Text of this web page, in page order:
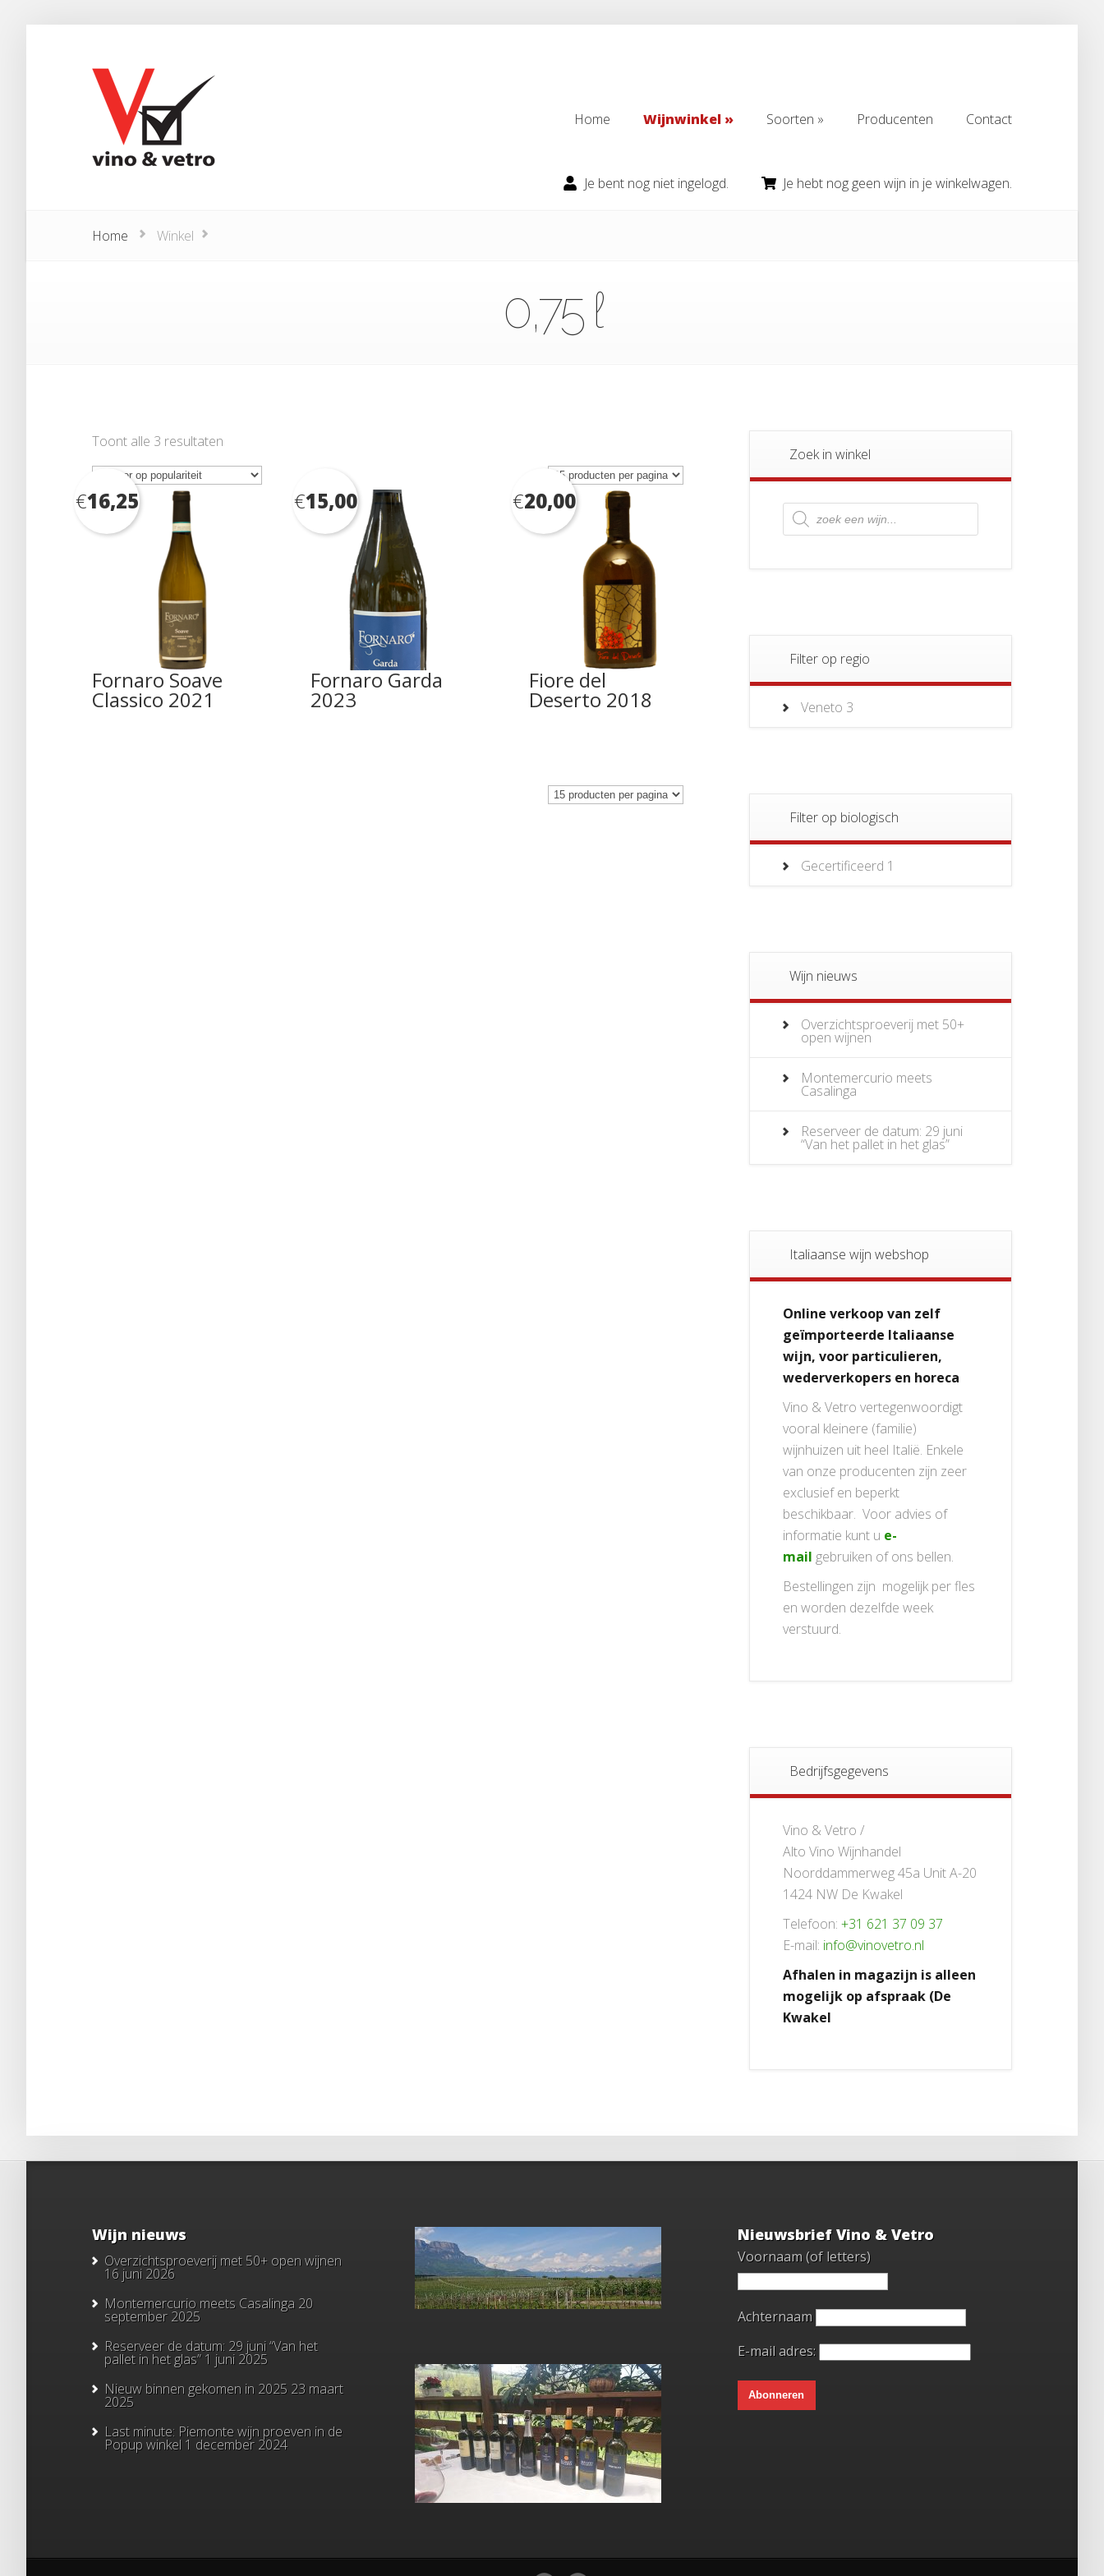
Home
Wijnwinkel
Soorten
Producenten
Contact
Je bent nog niet ingelogd.
Je hebt nog geen wijn in je winkelwagen.
Home Winkel
0,75 ℓ
Toont alle 3 resultaten
op
populariteit
Fornaro Soave
Classico 2021
€16,25
Fornaro Garda
2023
€15,00
Fiore del
Deserto 2018
€20,00
Zoek in winkel
Producten
zoeken
Filter op regio
Veneto 3
Filter op biologisch
Gecertificeerd 1
Wijn nieuws
Overzichtsproeverij met 50+
open wijnen
Montemercurio meets
Casalinga
Reserveer de datum: 29 juni
“Van het pallet in het glas”
Italiaanse wijn webshop
Online verkoop van zelf
geïmporteerde Italiaanse
wijn, voor particulieren,
wederverkopers en horeca
Vino & Vetro vertegenwoordigt
vooral kleinere (familie)
wijnhuizen uit heel Italië. Enkele
van onze producenten zijn zeer
exclusief en beperkt
beschikbaar. Voor advies of
informatie kunt u e-
mail gebruiken of ons bellen.
Bestellingen zijn mogelijk per fles
en worden dezelfde week
verstuurd.
Bedrijfsgegevens
Vino & Vetro /
Alto Vino Wijnhandel
Noorddammerweg 45a Unit A-20
1424 NW De Kwakel
Telefoon: +31 621 37 09 37
E-mail: info@vinovetro.nl
Afhalen in magazijn is alleen
mogelijk op afspraak (De
Kwakel
Wijn nieuws
Overzichtsproeverij met 50+ open wijnen
16 juni 2026
Montemercurio meets Casalinga 20
september 2025
Reserveer de datum: 29 juni “Van het
pallet in het glas” 1 juni 2025
Nieuw binnen gekomen in 2025 23 maart
2025
Last minute: Piemonte wijn proeven in de
Popup winkel 1 december 2024
Nieuwsbrief Vino & Vetro
Voornaam (of letters)
Achternaam
E-mail adres: